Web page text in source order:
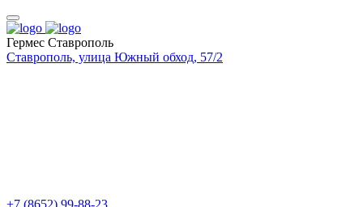
Гермес Ставрополь
Ставрополь, улица Южный обход, 57/2
+7 (8652) 99-88-23